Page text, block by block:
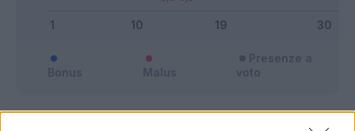
Bonus Malus
Presenze a
voto